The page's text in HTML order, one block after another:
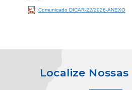
Comunicado DICAR-22/2026-ANEXO
Localize